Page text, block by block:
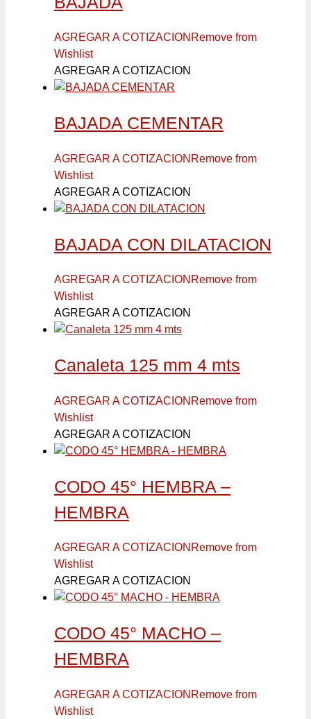
AGREGAR A COTIZACION Remove from
Wishlist
AGREGAR A COTIZACION
BAJADA CEMENTAR
AGREGAR A COTIZACION Remove from
Wishlist
AGREGAR A COTIZACION
BAJADA CON DILATACION
AGREGAR A COTIZACION Remove from
Wishlist
AGREGAR A COTIZACION
Canaleta 125 mm 4 mts
AGREGAR A COTIZACION Remove from
Wishlist
AGREGAR A COTIZACION
CODO 45° HEMBRA –
HEMBRA
AGREGAR A COTIZACION Remove from
Wishlist
AGREGAR A COTIZACION
CODO 45° MACHO –
HEMBRA
AGREGAR A COTIZACION Remove from
Wishlist